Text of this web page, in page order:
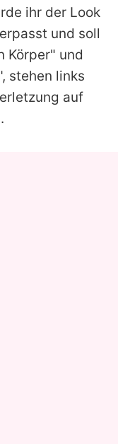
ihr der Look
und soll
Körper" und
stehen links
auf